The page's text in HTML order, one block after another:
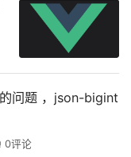
问题 ，json-bigint
0评论